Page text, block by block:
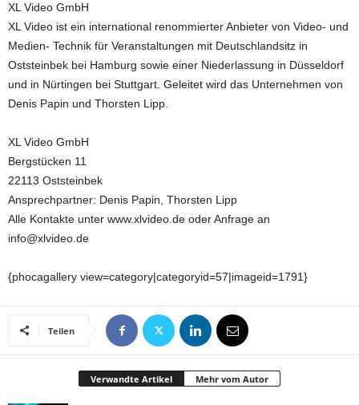
XL Video GmbH
XL Video ist ein international renommierter Anbieter von Video- und
Medien- Technik für Veranstaltungen mit Deutschlandsitz in
Oststeinbek bei Hamburg sowie einer Niederlassung in Düsseldorf
und in Nürtingen bei Stuttgart. Geleitet wird das Unternehmen von
Denis Papin und Thorsten Lipp.
XL Video GmbH
Bergstücken 11
22113 Oststeinbek
Ansprechpartner: Denis Papin, Thorsten Lipp
Alle Kontakte unter www.xlvideo.de oder Anfrage an
info@xlvideo.de
{phocagallery view=category|categoryid=57|imageid=1791}
Teilen
Verwandte Artikel Mehr vom Autor